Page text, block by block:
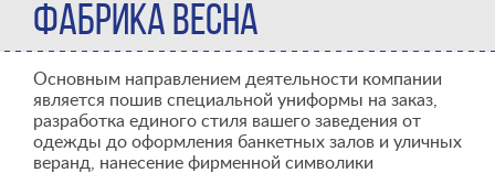
ФАБРИКА ВЕСНА
Основным направлением деятельности компании
является пошив специальной униформы на заказ,
разработка единого стиля вашего заведения от
одежды до оформления банкетных залов и уличных
веранд, нанесение фирменной символики